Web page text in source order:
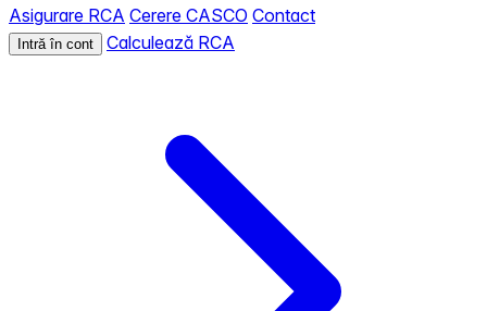
Asigurare RCA Cerere CASCO Contact
Intră în cont Calculează RCA